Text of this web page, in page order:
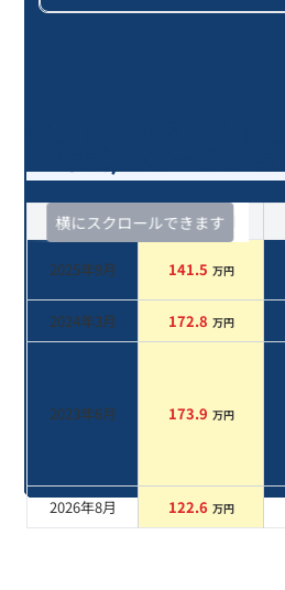
横にスクロールできます
査定時期 セルカ実績
2025年9月 141.5 万円
2024年3月
172.8 万円
2023年6月 173.9 万円
2026年8月
122.6 万円